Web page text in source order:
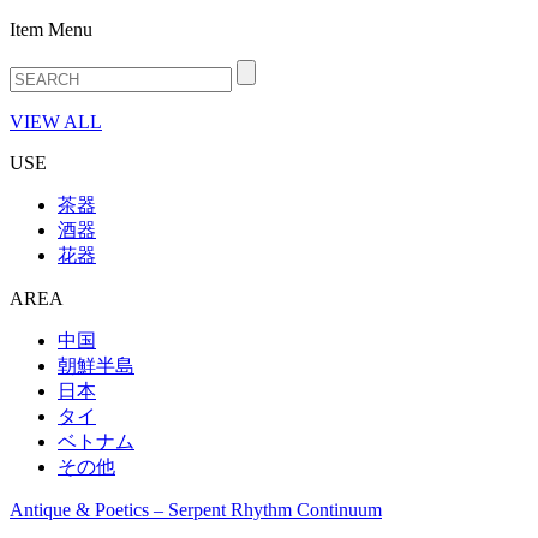
Item Menu
VIEW ALL
USE
茶器
酒器
花器
AREA
中国
朝鮮半島
日本
タイ
ベトナム
その他
Antique & Poetics – Serpent Rhythm Continuum